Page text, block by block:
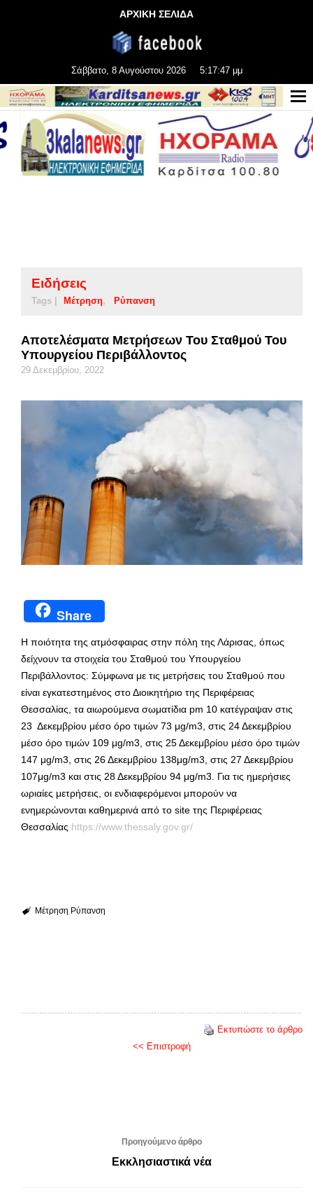
ΑΡΧΙΚΗ ΣΕΛΙΔΑ
Σάββατο, 8 Αυγούστου 2026 5:17:47 μμ
Ειδήσεις
Tags | Μέτρηση Ρύπανση
Αποτελέσματα Μετρήσεων Του Σταθμού Του
Υπουργείου Περιβάλλοντος
29 Δεκεμβρίου, 2022
Share
Η ποιότητα της ατμόσφαιρας στην πόλη της Λάρισας, όπως
δείχνουν τα στοιχεία του Σταθμού του Υπουργείου
Περιβάλλοντος: Σύμφωνα με τις μετρήσεις του Σταθμού που
είναι εγκατεστημένος στο Διοικητήριο της Περιφέρειας
Θεσσαλίας, τα αιωρούμενα σωματίδια pm 10 κατέγραψαν στις
23 Δεκεμβρίου μέσο όρο τιμών 73 μg/m3, στις 24 Δεκεμβρίου
μέσο όρο τιμών 109 μg/m3, στις 25 Δεκεμβρίου μέσο όρο τιμών
147 μg/m3, στις 26 Δεκεμβρίου 138μg/m3, στις 27 Δεκεμβρίου
107μg/m3 και στις 28 Δεκεμβρίου 94 μg/m3. Για τις ημερήσιες
ωριαίες μετρήσεις, οι ενδιαφερόμενοι μπορούν να
ενημερώνονται καθημερινά από το site της Περιφέρειας
Θεσσαλίας https://www.thessaly.gov.gr/
Μέτρηση Ρύπανση
Εκτυπώστε το άρθρο
<< Επιστροφή
Προηγούμενο άρθρο
Εκκλησιαστικά νέα